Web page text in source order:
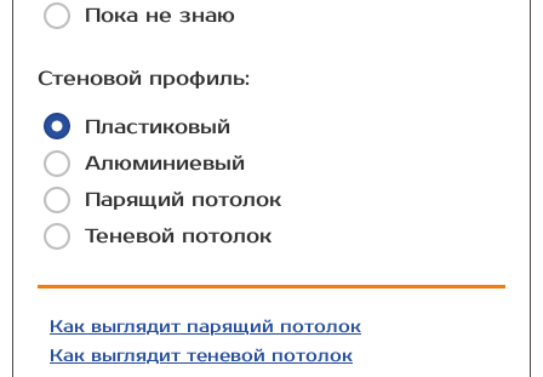
Пока не знаю
Стеновой профиль:
Пластиковый
Алюминиевый
Парящий потолок
Теневой потолок
Как выглядит парящий потолок
Как выглядит теневой потолок